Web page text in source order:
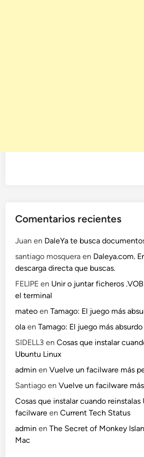
Comentarios recientes
Juan en DaleYa te busca
santiago mosquera en Daleya.com.
descarga directa que buscas.
FELIPE en Unir o juntar ficheros
el terminal
mateo enTamago: El juego más
ola enTamago: El juego más
SIDELL3 enCosas que instalar
Ubuntu Linux
admin enVuelve un facilware más
Santiago enVuelve un facilware
Cosas que instalar cuando
facilware enCurrent Tech Status
admin enThe Secret of Monkey
Mac